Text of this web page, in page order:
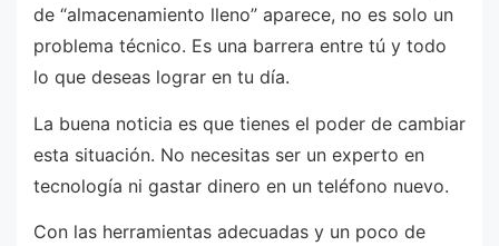
de “almacenamiento lleno” aparece, no es solo un
problema técnico. Es una barrera entre tú y todo
lo que deseas lograr en tu día.
La buena noticia es que tienes el poder de cambiar
esta situación. No necesitas ser un experto en
tecnología ni gastar dinero en un teléfono nuevo.
Con las herramientas adecuadas y un poco de